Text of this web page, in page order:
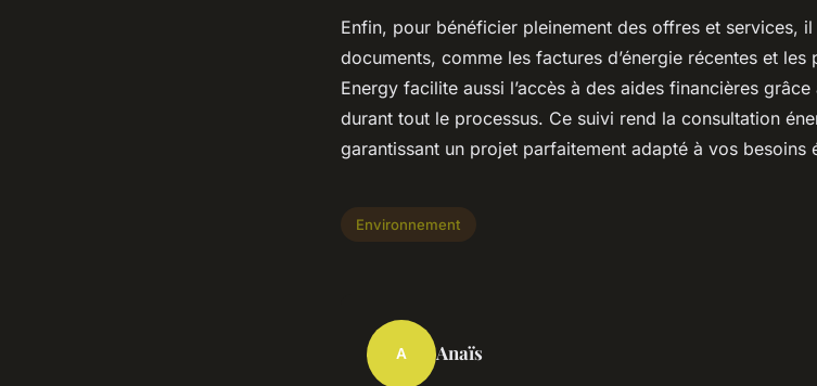
Enfin, pour bénéficier pleinement des offres et services,
documents, comme les factures d’énergie récentes et
Energy facilite aussi l’accès à des aides financières
durant tout le processus. Ce suivi rend la consultation
garantissant un projet parfaitement adapté à vos besoins
Environnement
A Anaïs